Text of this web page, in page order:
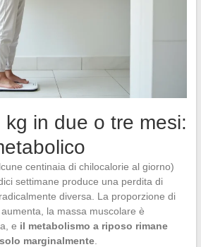
kg in due o tre mesi:
centinaia di chilocalorie al giorno)
settimane produce una perdita di
diversa. La proporzione di
la massa muscolare è
e il metabolismo a riposo rimane
marginalmente.